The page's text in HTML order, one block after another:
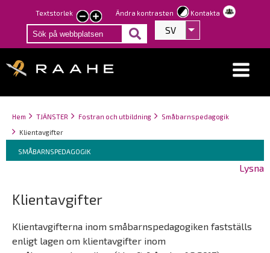
Hoppa
till
huvudinnehåll
Textstorlek
smaller
text
larger
text
Ändra kontrasten Kontakta
SV Visa fler åtgärder
Länkstigar
You
are
Hem TJÄNSTER Fostran och utbildning
Småbarnspedagogik
Klientavgifter
Breadcrumbs
You
are
SMÅBARNSPEDAGOGIK
Lysna
Klientavgifter
Klientavgifterna inom småbarnspedagogiken fastställs
enligt lagen om klientavgifter inom